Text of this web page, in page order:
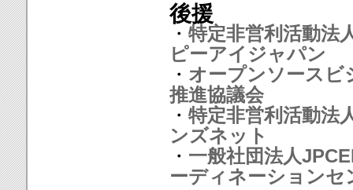
後援
・ 特定非営利活動法
ピーアイジャパン
・ オープンソースビ
推進協議会
・ 特定非営利活動法
ンズネット
・ 一般社団法人
ーディネーションセ